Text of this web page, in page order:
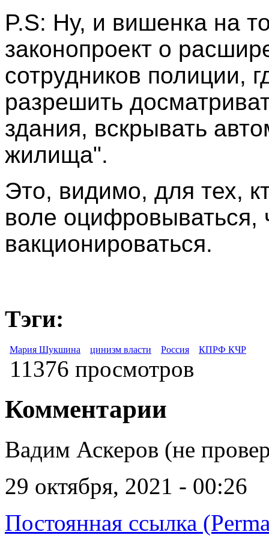
P.S: Ну, и вишенка на
законопроект о
сотрудников полиции,
разрешить
здания, вскрывать
жилища".
Это, видимо, для тех,
воле оцифровываться,
вакционироваться.
Тэги:
Мария Шукшина цинизм власти Россия КПРФ КЧР
11376 просмотров
Комментарии
Вадим Аскеров (не
29 октября, 2021 - 00:26
Постоянная ссылка